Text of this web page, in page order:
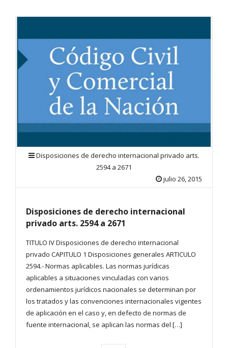
Disposiciones de derecho internacional privado arts.
2594 a 2671
julio 26, 2015
Disposiciones de derecho internacional
privado arts. 2594 a 2671
TITULO IV Disposiciones de derecho internacional
privado CAPITULO 1 Disposiciones generales ARTICULO
2594.- Normas aplicables. Las normas jurídicas
aplicables a situaciones vinculadas con varios
ordenamientos jurídicos nacionales se determinan por
los tratados y las convenciones internacionales vigentes
de aplicación en el caso y, en defecto de normas de
fuente internacional, se aplican las normas del […]